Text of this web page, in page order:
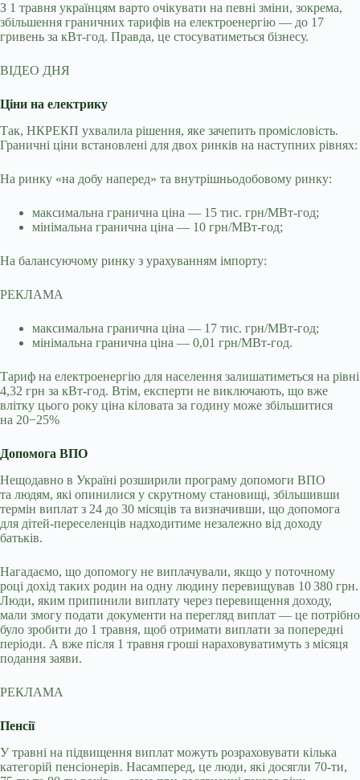
З 1 травня українцям варто очікувати на певні зміни, зокрема,
збільшення граничних тарифів на електроенергію — до 17
гривень за кВт-год. Правда, це стосуватиметься бізнесу.
ВІДЕО ДНЯ
Ціни на електрику
Так, НКРЕКП ухвалила рішення, яке зачепить промісловість.
Граничні ціни встановлені для двох ринків на наступних рівнях:
На ринку «на добу наперед» та внутрішньодобовому ринку:
максимальна гранична ціна — 15 тис. грн/МВт-год;
мінімальна гранична ціна — 10 грн/МВт-год;
На балансуючому ринку з урахуванням імпорту:
РЕКЛАМА
максимальна гранична ціна — 17 тис. грн/МВт-год;
мінімальна гранична ціна — 0,01 грн/МВт-год.
Тариф на електроенергію для населення залишатиметься на рівні
4,32 грн за кВт-год. Втім, експерти не виключають, що вже
влітку цього року ціна кіловата за годину може збільшитися
на 20−25%
Допомога ВПО
Нещодавно в Україні розширили програму допомоги ВПО
та людям, які опинилися у скрутному становищі, збільшивши
термін виплат з 24 до 30 місяців та визначивши, що допомога
для дітей-переселенців надходитиме незалежно від доходу
батьків.
Нагадаємо, що допомогу не виплачували, якщо у поточному
році дохід таких родин на одну людину перевищував 10 380 грн.
Люди, яким припинили виплату через перевищення доходу,
мали змогу подати документи на перегляд виплат — це потрібно
було зробити до 1 травня, щоб отримати виплати за попередні
періоди. А вже після 1 травня гроші нараховуватимуть з місяця
подання заяви.
РЕКЛАМА
Пенсії
У травні на підвищення виплат можуть розраховувати кілька
категорій пенсіонерів. Насамперед, це люди, які досягли 70-ти,